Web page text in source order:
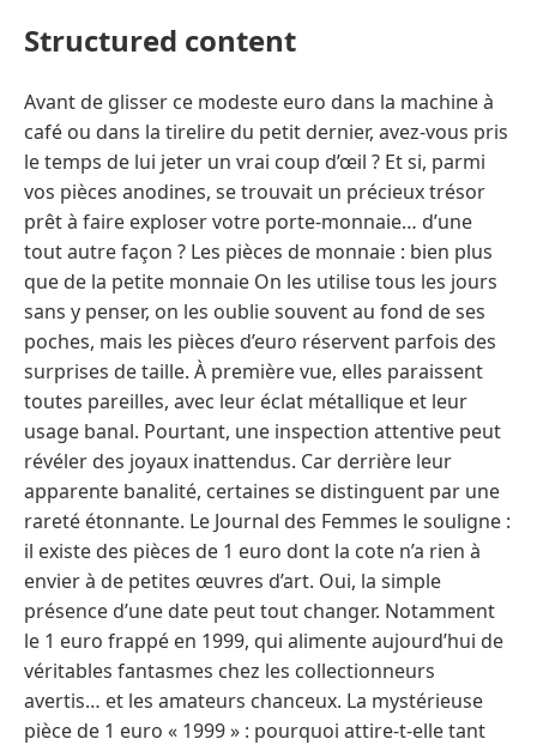
Structured content
Avant de glisser ce modeste euro dans la machine à
café ou dans la tirelire du petit dernier, avez-vous pris
le temps de lui jeter un vrai coup d’œil ? Et si, parmi
vos pièces anodines, se trouvait un précieux trésor
prêt à faire exploser votre porte-monnaie… d’une
tout autre façon ? Les pièces de monnaie : bien plus
que de la petite monnaie On les utilise tous les jours
sans y penser, on les oublie souvent au fond de ses
poches, mais les pièces d’euro réservent parfois des
surprises de taille. À première vue, elles paraissent
toutes pareilles, avec leur éclat métallique et leur
usage banal. Pourtant, une inspection attentive peut
révéler des joyaux inattendus. Car derrière leur
apparente banalité, certaines se distinguent par une
rareté étonnante. Le Journal des Femmes le souligne :
il existe des pièces de 1 euro dont la cote n’a rien à
envier à de petites œuvres d’art. Oui, la simple
présence d’une date peut tout changer. Notamment
le 1 euro frappé en 1999, qui alimente aujourd’hui de
véritables fantasmes chez les collectionneurs
avertis… et les amateurs chanceux. La mystérieuse
pièce de 1 euro « 1999 » : pourquoi attire-t-elle tant